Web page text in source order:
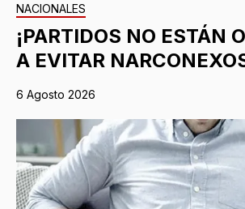
NACIONALES
¡PARTIDOS NO ESTÁN
A EVITAR
6 Agosto 2026